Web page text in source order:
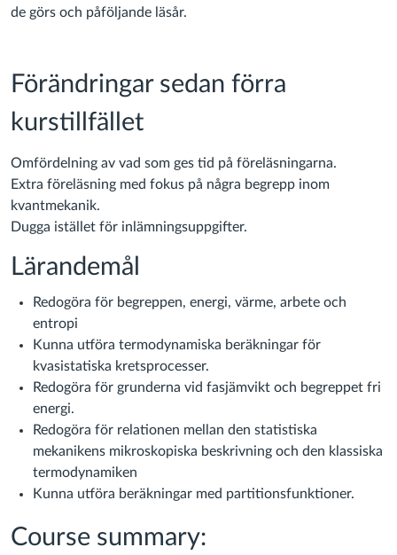
de görs och påföljande läsår.
Förändringar sedan förra
kurstillfället
Omfördelning av vad som ges tid på föreläsningarna.
Extra föreläsning med fokus på några begrepp inom
kvantmekanik.
Dugga istället för inlämningsuppgifter.
Lärandemål
Redogöra för begreppen, energi, värme, arbete och
entropi
Kunna utföra termodynamiska beräkningar för
kvasistatiska kretsprocesser.
Redogöra för grunderna vid fasjämvikt och begreppet fri
energi.
Redogöra för relationen mellan den statistiska
mekanikens mikroskopiska beskrivning och den klassiska
termodynamiken
Kunna utföra beräkningar med partitionsfunktioner.
Course summary: